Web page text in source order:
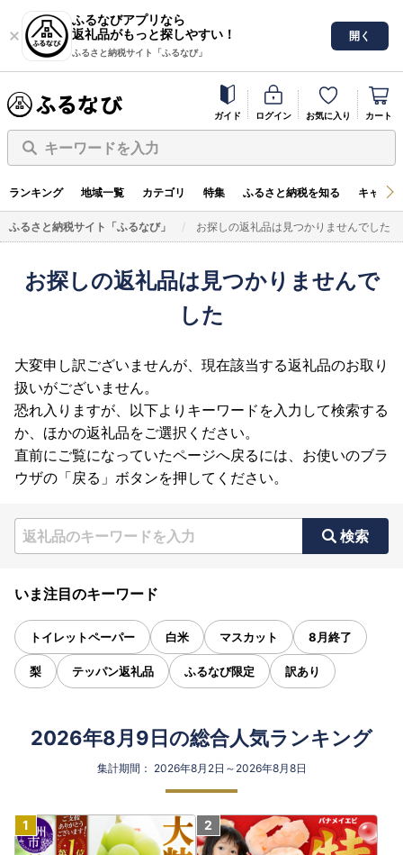
ふるなびアプリなら
返礼品がもっと探しやすい！
ふるさと納税サイト「ふるなび」
開く
ガイド ログイン お気に入り カート
キーワードを入力
ランキング 地域一覧 カテゴリ 特集 ふるさと納税を知る キャン
ふるさと納税サイト「ふるなび」 お探しの返礼品は見つかりませんでした
お探しの返礼品は見つかりませんで
した
大変申し訳ございませんが、現在該当する返礼品のお取り
扱いがございません。
恐れ入りますが、以下よりキーワードを入力して検索する
か、ほかの返礼品をご選択ください。
直前にご覧になっていたページへ戻るには、お使いのブラ
ウザの「戻る」ボタンを押してください。
検索
いま注目のキーワード
トイレットペーパー 白米 マスカット 8月終了
梨 テッパン返礼品 ふるなび限定 訳あり
2026年8月9日の総合人気ランキング
集計期間： 2026年8月2日～2026年8月8日